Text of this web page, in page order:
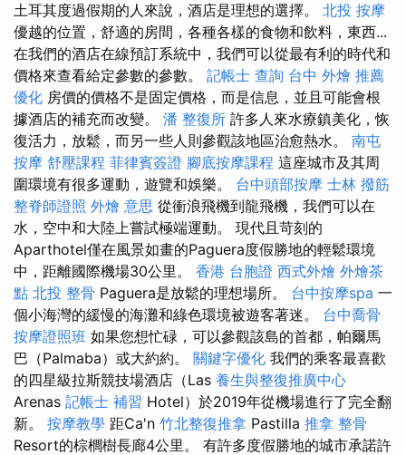
土耳其度過假期的人來說，酒店是理想的選擇。 北投 按摩
優越的位置，舒適的房間，各種各樣的食物和飲料，東西...
在我們的酒店在線預訂系統中，我們可以從最有利的時代和
價格來查看給定參數的參數。 記帳士 查詢 台中 外燴 推薦
優化 房價的價格不是固定價格，而是信息，並且可能會根
據酒店的補充而改變。 潘 整復所 許多人來水療鎮美化，恢
復活力，放鬆，而另一些人則參觀該地區治愈熱水。 南屯
按摩 舒壓課程 菲律賓簽證 腳底按摩課程 這座城市及其周
圍環境有很多運動，遊覽和娛樂。 台中頭部按摩 士林 撥筋
整脊師證照 外燴 意思 從衝浪飛機到龍飛機，我們可以在
水，空中和大陸上嘗試極端運動。 現代且苛刻的
Aparthotel僅在風景如畫的Paguera度假勝地的輕鬆環境
中，距離國際機場30公里。 香港 台胞證 西式外燴 外燴茶
點 北投 整骨 Paguera是放鬆的理想場所。 台中按摩spa 一
個小海灣的緩慢的海灘和綠色環境被遊客著迷。 台中喬骨
按摩證照班 如果您想忙碌，可以參觀該島的首都，帕爾馬
巴（Palmaba）或大約約。 關鍵字優化 我們的乘客最喜歡
的四星級拉斯競技場酒店（Las 養生與整復推廣中心
Arenas 記帳士 補習 Hotel）於2019年從機場進行了完全翻
新。 按摩教學 距Ca'n 竹北整復推拿 Pastilla 推拿 整骨
Resort的棕櫚樹長廊4公里。 有許多度假勝地的城市承諾許